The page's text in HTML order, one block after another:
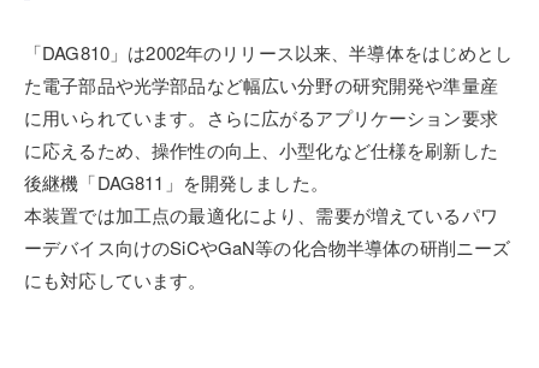
「DAG810」は2002年のリリース以来、半導体をはじめとし
た電子部品や光学部品など幅広い分野の研究開発や準量産
に用いられています。さらに広がるアプリケーション要求
に応えるため、操作性の向上、小型化など仕様を刷新した
後継機「DAG811」を開発しました。
本装置では加工点の最適化により、需要が増えているパワ
ーデバイス向けのSiCやGaN等の化合物半導体の研削ニーズ
にも対応しています。